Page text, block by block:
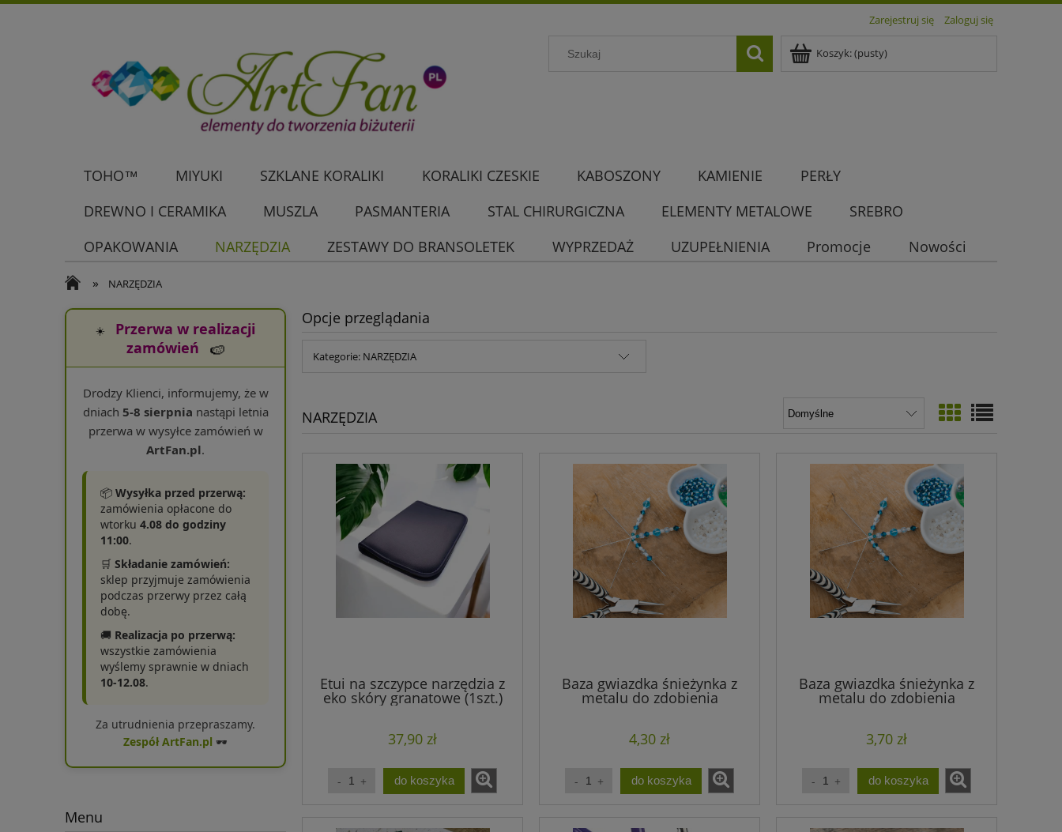
Zarejestruj się Zaloguj się
Koszyk:(pusty)
TOHO™ MIYUKI SZKLANE KORALIKI KORALIKI CZESKIE KABOSZONY KAMIENIE
PERŁY
DREWNO I CERAMIKA
MUSZLA PASMANTERIA STAL CHIRURGICZNA ELEMENTY METALOWE
SREBRO
OPAKOWANIA
NARZĘDZIA ZESTAWY DO BRANSOLETEK WYPRZEDAŻ UZUPEŁNIENIA Promocje Nowości
» NARZĘDZIA
☀️
Przerwa w realizacji
zamówień
🍉
Drodzy Klienci, informujemy, że w
dniach 5-8 sierpnia nastąpi letnia
przerwa w wysyłce zamówień w
ArtFan.pl.
📦 Wysyłka przed przerwą:
zamówienia opłacone do
wtorku 4.08 do godziny
11:00.
🛒 Składanie zamówień:
sklep przyjmuje zamówienia
podczas przerwy przez całą
dobę.
🚚 Realizacja po przerwą:
wszystkie zamówienia
wyślemy sprawnie w dniach
10-12.08.
Za utrudnienia przepraszamy.
Zespół ArtFan.pl 🕶️
Menu
Opcje przeglądania
Kategorie: NARZĘDZIA
NARZĘDZIA
Etui na szczypce narzędzia z
eko skóry granatowe (1szt.)
37,90 zł
do koszyka
Baza gwiazdka śnieżynka z
metalu do zdobienia
4,30 zł
do koszyka
Baza gwiazdka śnieżynka z
metalu do zdobienia
3,70 zł
do koszyka